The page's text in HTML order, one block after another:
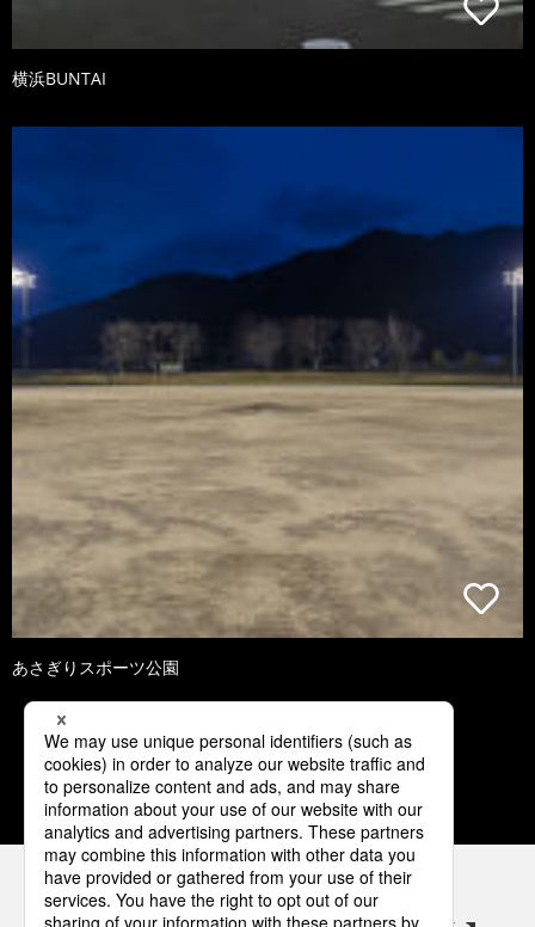
横浜BUNTAI
あさぎりスポーツ公園
1 2 3 4 5
パナソニックの電気設備 SNSアカウント